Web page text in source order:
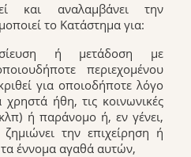
και αναλαμβάνει την
το Κατάστημα για:
ή μετάδοση με
περιεχομένου
για οποιοδήποτε λόγο
ήθη, τις κοινωνικές
ή παράνομο ή, εν γένει,
την επιχείρηση ή
έννομα αγαθά αυτών,